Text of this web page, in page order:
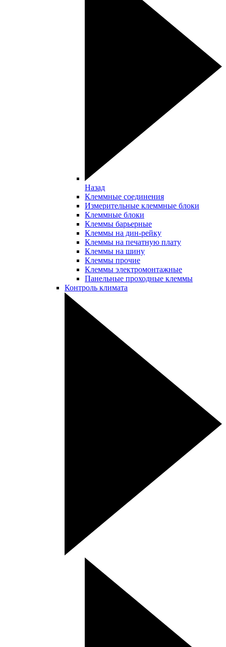
Назад
Клеммные соединения
Измерительные клеммные блоки
Клеммные блоки
Клеммы барьерные
Клеммы на дин-рейку
Клеммы на печатную плату
Клеммы на шину
Клеммы прочие
Клеммы электромонтажные
Панельные проходные клеммы
Контроль климата